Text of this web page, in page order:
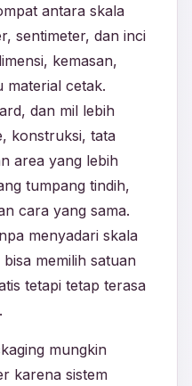
antara skala
sentimeter, dan inci
kemasan,
cetak.
dan mil lebih
konstruksi, tata
area yang lebih
tumpang tindih,
cara yang sama.
menyadari skala
memilih satuan
tetapi tetap terasa
mungkin
karena sistem